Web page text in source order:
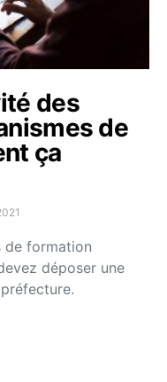
des
de
ça
de formation
déposer une